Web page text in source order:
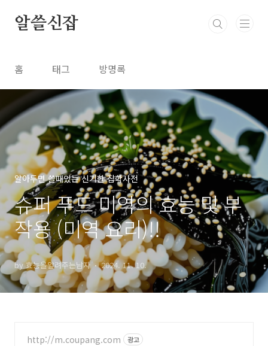
알쓸신잡
홈 태그 방명록
알아두면 쓸때있는 신기한 잡학사전
슈퍼 푸드 미역의 효능 및 부
작용 (미역 요리)!!
by 효능을알려주는남자 2024. 11. 10.
http://m.coupang.com 광고